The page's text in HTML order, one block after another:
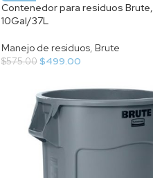
Contenedor para residuos Brute,
10Gal/37L
Manejo de residuos, Brute
$575.00$499.00